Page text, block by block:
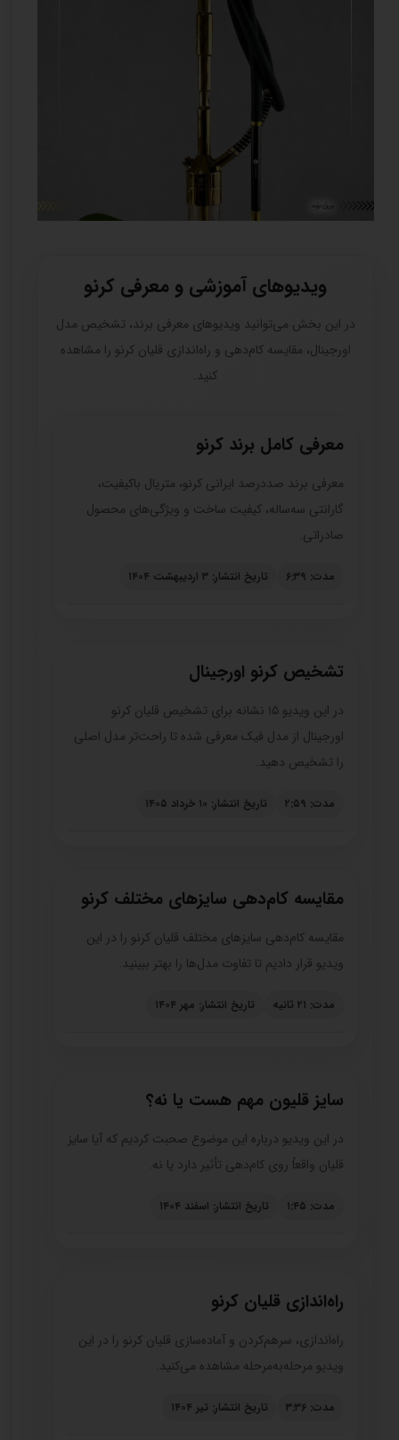
ویدیوهای آموزشی و معرفی کرنو
در این بخش می‌توانید ویدیوهای معرفی برند، تشخیص مدل
اورجینال، مقایسه کام‌دهی و راه‌اندازی قلیان کرنو را مشاهده
کنید.
معرفی کامل برند کرنو
معرفی برند صددرصد ایرانی کرنو، متریال باکیفیت،
گارانتی سه‌ساله، کیفیت ساخت و ویژگی‌های محصول
صادراتی.
مدت: ۶:۳۹ تاریخ انتشار: ۳ اردیبهشت ۱۴۰۴
تشخیص کرنو اورجینال
در این ویدیو ۱۵ نشانه برای تشخیص قلیان کرنو
اورجینال از مدل فیک معرفی شده تا راحت‌تر مدل اصلی
را تشخیص دهید.
مدت: ۲:۵۹ تاریخ انتشار: ۱۰ خرداد ۱۴۰۵
مقایسه کام‌دهی سایزهای مختلف کرنو
مقایسه کام‌دهی سایزهای مختلف قلیان کرنو را در این
ویدیو قرار دادیم تا تفاوت مدل‌ها را بهتر ببینید.
مدت: ۲۱ ثانیه تاریخ انتشار: مهر ۱۴۰۴
سایز قلیون مهم هست یا نه؟
در این ویدیو درباره این موضوع صحبت کردیم که آیا سایز
قلیان واقعاً روی کام‌دهی تأثیر دارد یا نه.
مدت: ۱:۴۵ تاریخ انتشار: اسفند ۱۴۰۴
راه‌اندازی قلیان کرنو
راه‌اندازی، سرهم‌کردن و آماده‌سازی قلیان کرنو را در این
ویدیو مرحله‌به‌مرحله مشاهده می‌کنید.
مدت: ۳:۳۶ تاریخ انتشار: تیر ۱۴۰۴